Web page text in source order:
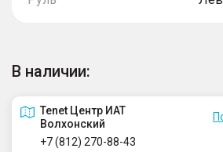
В наличии:
Tenet Центр ИАТ
Волхонский
+7 (812) 270-88-43